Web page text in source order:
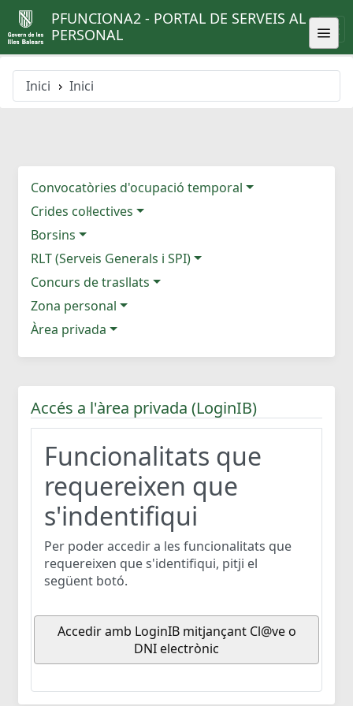
PFUNCIONA2 - PORTAL DE SERVEIS AL
PERSONAL
Inici Inici
Convocatòries d'ocupació temporal
Crides col·lectives
Borsins
RLT (Serveis Generals i SPI)
Concurs de trasllats
Zona personal
Àrea privada
Accés a l'àrea privada (LoginIB)
Funcionalitats que
requereixen que
s'indentifiqui
Per poder accedir a les funcionalitats que
requereixen que s'identifiqui, pitji el
següent botó.
Accedir amb LoginIB mitjançant Cl@ve o
DNI electrònic